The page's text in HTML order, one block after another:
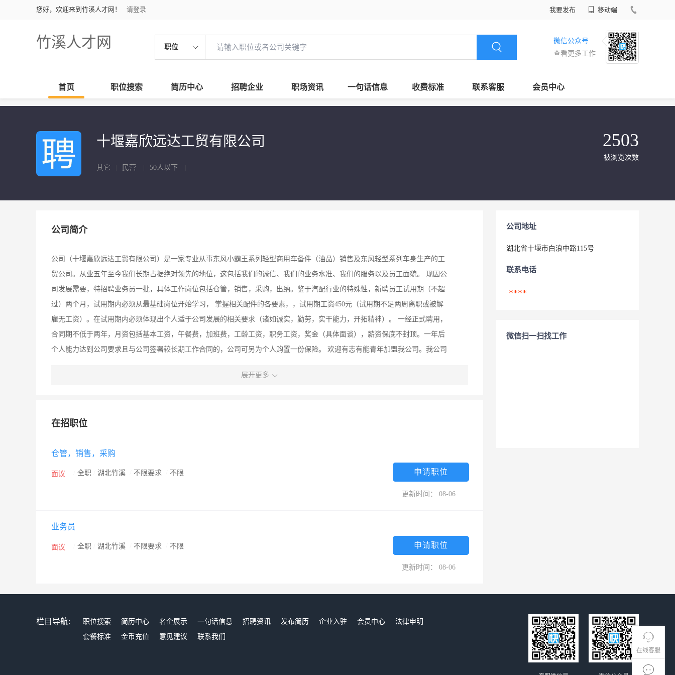
您好，欢迎来到竹溪人才网！ 请登录 我要发布 移动端
竹溪人才网 职位
微信公众号
查看更多工作
首页 职位搜索 简历中心 招聘企业 职场资讯 一句话信息 收费标准 联系客服 会员中心
在线客服
十堰嘉欣远达工贸有限公司
其它 民营 50人以下
2503
被浏览次数
公司简介
公司（十堰嘉欣远达工贸有限公司）是一家专业从事东风小霸王系列轻型商用车备件（油品）销售及东风轻型系列车身生产的工
贸公司。从业五年至今我们长期占据绝对领先的地位，这包括我们的诚信、我们的业务水准、我们的服务以及员工面貌。 现因公
司发展需要，特招聘业务员一批，具体工作岗位包括仓管，销售，采购，出纳。鉴于汽配行业的特殊性，新聘员工试用期（不超
过）两个月，试用期内必须从最基础岗位开始学习， 掌握相关配件的各要素，，试用期工资450元（试用期不足两周离职或被解
雇无工资）。在试用期内必须体现出个人适于公司发展的相关要求（诸如诚实，勤劳，实干能力，开拓精神）。 一经正式聘用，
合同期不低于两年，月资包括基本工资，午餐费，加班费，工龄工资，职务工资，奖金（具体面谈），薪资保底不封顶。一年后
个人能力达到公司要求且与公司签署较长期工作合同的，公司可另为个人购置一份保险。 欢迎有志有能青年加盟我公司。我公司
展开更多
在招职位
仓管，销售，采购
面议 全职 湖北竹溪 不限要求 不限 申请职位
更新时间： 08-06
业务员
面议 全职 湖北竹溪 不限要求 不限 申请职位
更新时间： 08-06
公司地址
湖北省十堰市白浪中路115号
联系电话
****
微信扫一扫找工作
栏目导航: 职位搜索 简历中心 名企展示 一句话信息 招聘资讯 发布简历 企业入驻 会员中心
法律申明
套餐标准
金币充值 意见建议 联系我们